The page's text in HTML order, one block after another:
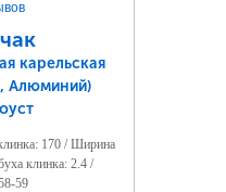
карельская
Алюминий)
170 / Ширина
клинка: 2.4 /
59